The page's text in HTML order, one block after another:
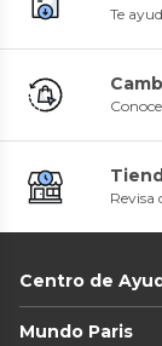
Te
Revisa
Centro de
Mundo Paris